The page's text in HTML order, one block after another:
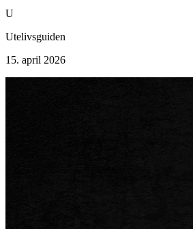
U
Utelivsguiden
15. april 2026